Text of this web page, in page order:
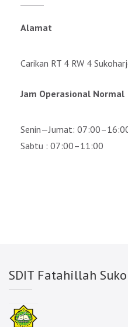
Alamat
Carikan RT 4 RW 4
Jam Operasional Normal
Senin—Jumat:
Sabtu : 07:00–11:00
SDIT Fatahillah